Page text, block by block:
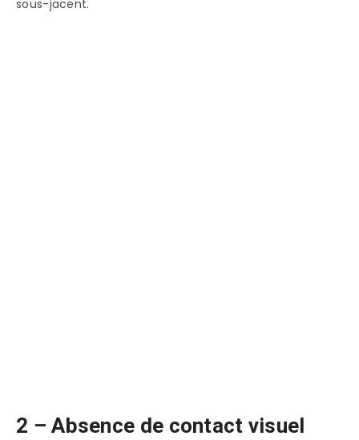
sous-jacent.
2 – Absence de contact visuel